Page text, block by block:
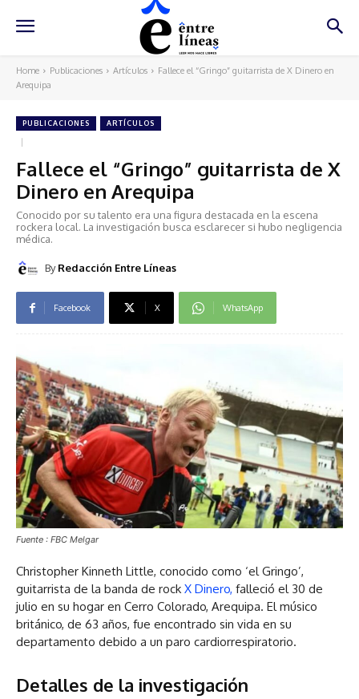
Home Publicaciones Artículos
Fallece el “Gringo” guitarrista de X Dinero en
Arequipa
PUBLICACIONES ARTÍCULOS
Fallece el “Gringo” guitarrista de X
Dinero en Arequipa
Conocido por su talento era una figura destacada en la escena
rockera local. La investigación busca esclarecer si hubo negligencia
médica.
By Redacción Entre Líneas
Facebook X WhatsApp
Fuente : FBC Melgar
Christopher Kinneth Little, conocido como ‘el Gringo’,
guitarrista de la banda de rock X Dinero, falleció el 30 de
julio en su hogar en Cerro Colorado, Arequipa. El músico
británico, de 63 años, fue encontrado sin vida en su
departamento debido a un paro cardiorrespiratorio.
Detalles de la investigación